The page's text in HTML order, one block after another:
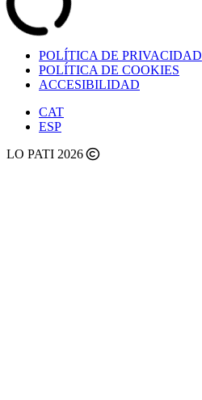
POLÍTICA DE PRIVACIDAD
POLÍTICA DE COOKIES
ACCESIBILIDAD
CAT
ESP
LO PATI 2026